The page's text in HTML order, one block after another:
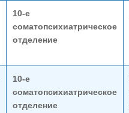
10-е
соматопсихиатрическое
отделение
10-е
соматопсихиатрическое
отделение